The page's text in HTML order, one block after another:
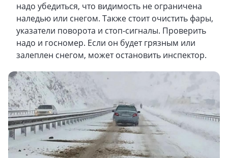
надо убедиться, что видимость не ограничена
наледью или снегом. Также стоит очистить фары,
указатели поворота и стоп-сигналы. Проверить
надо и госномер. Если он будет грязным или
залеплен снегом, может остановить инспектор.